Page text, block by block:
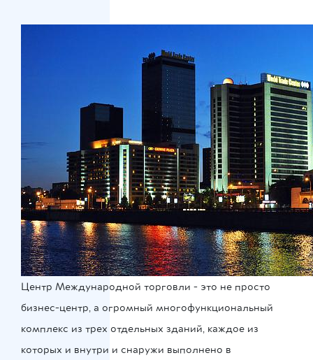
Центр Международной торговли - это не просто
бизнес-центр, а огромный многофункциональный
комплекс из трех отдельных зданий, каждое из
которых и внутри и снаружи выполнено в